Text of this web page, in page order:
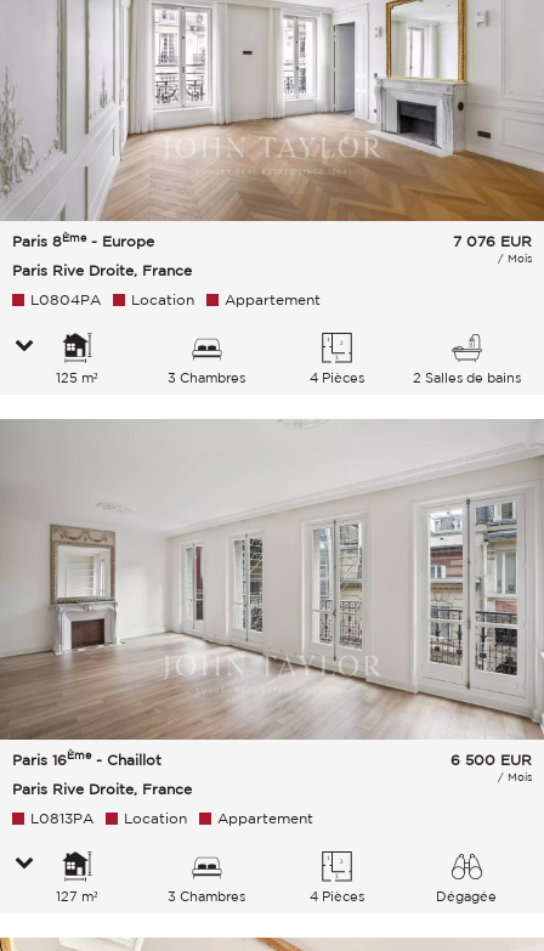
Paris 8Ème- Europe
Paris Rive Droite, France
7 076 EUR
/ Mois
L0804PA Location Appartement
125 m² 3 Chambres 4 Pièces 2 Salles de bains
Paris 16Ème- Chaillot
Paris Rive Droite, France
6 500 EUR
/ Mois
L0813PA Location Appartement
127 m² 3 Chambres 4 Pièces Dégagée